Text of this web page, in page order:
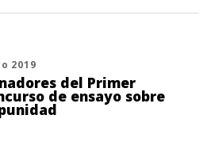
2019
del Primer
de ensayo sobre